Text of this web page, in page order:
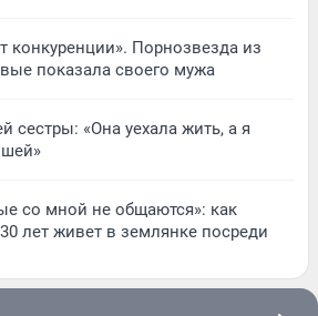
конкуренции». Порнозвезда из
показала своего мужа
сестры: «Она уехала жить, а я
со мной не общаются»: как
лет живет в землянке посреди